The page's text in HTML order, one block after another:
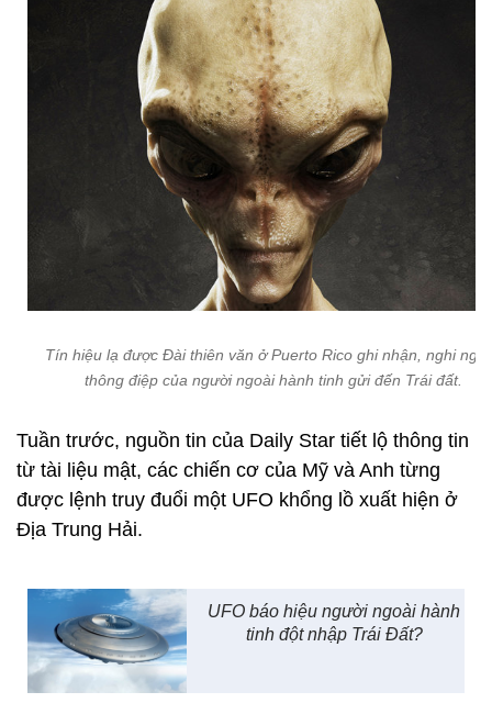
Tín hiệu lạ được Đài thiên văn ở Puerto Rico ghi nhận, nghi ngờ
thông điệp của người ngoài hành tinh gửi đến Trái đất.
Tuần trước, nguồn tin của Daily Star tiết lộ thông tin
từ tài liệu mật, các chiến cơ của Mỹ và Anh từng
được lệnh truy đuổi một UFO khổng lồ xuất hiện ở
Địa Trung Hải.
UFO báo hiệu người ngoài hành
tinh đột nhập Trái Đất?